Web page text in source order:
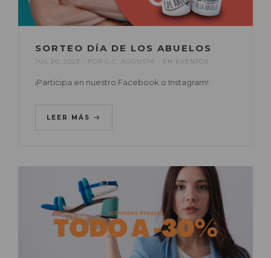
SORTEO DÍA DE LOS ABUELOS
JUL 20, 2023 POR C.C. AUGUSTA EN EVENTOS
¡Participa en nuestro Facebook o Instagram!
LEER MÁS